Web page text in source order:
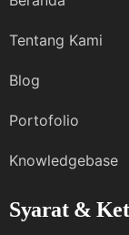
Tentang Kami
Blog
Portofolio
Knowledgebase
Syarat &